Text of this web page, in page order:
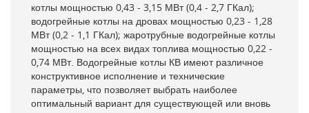
котлы мощностью 0,43 - 3,15 МВт (0,4 - 2,7 ГКал);
водогрейные котлы на дровах мощностью 0,23 - 1,28
МВт (0,2 - 1,1 ГКал); жаротрубные водогрейные котлы
мощностью на всех видах топлива мощностью 0,22 -
0,74 МВт. Водогрейные котлы КВ имеют различное
конструктивное исполнение и технические
параметры, что позволяет выбрать наиболее
оптимальный вариант для существующей или вновь